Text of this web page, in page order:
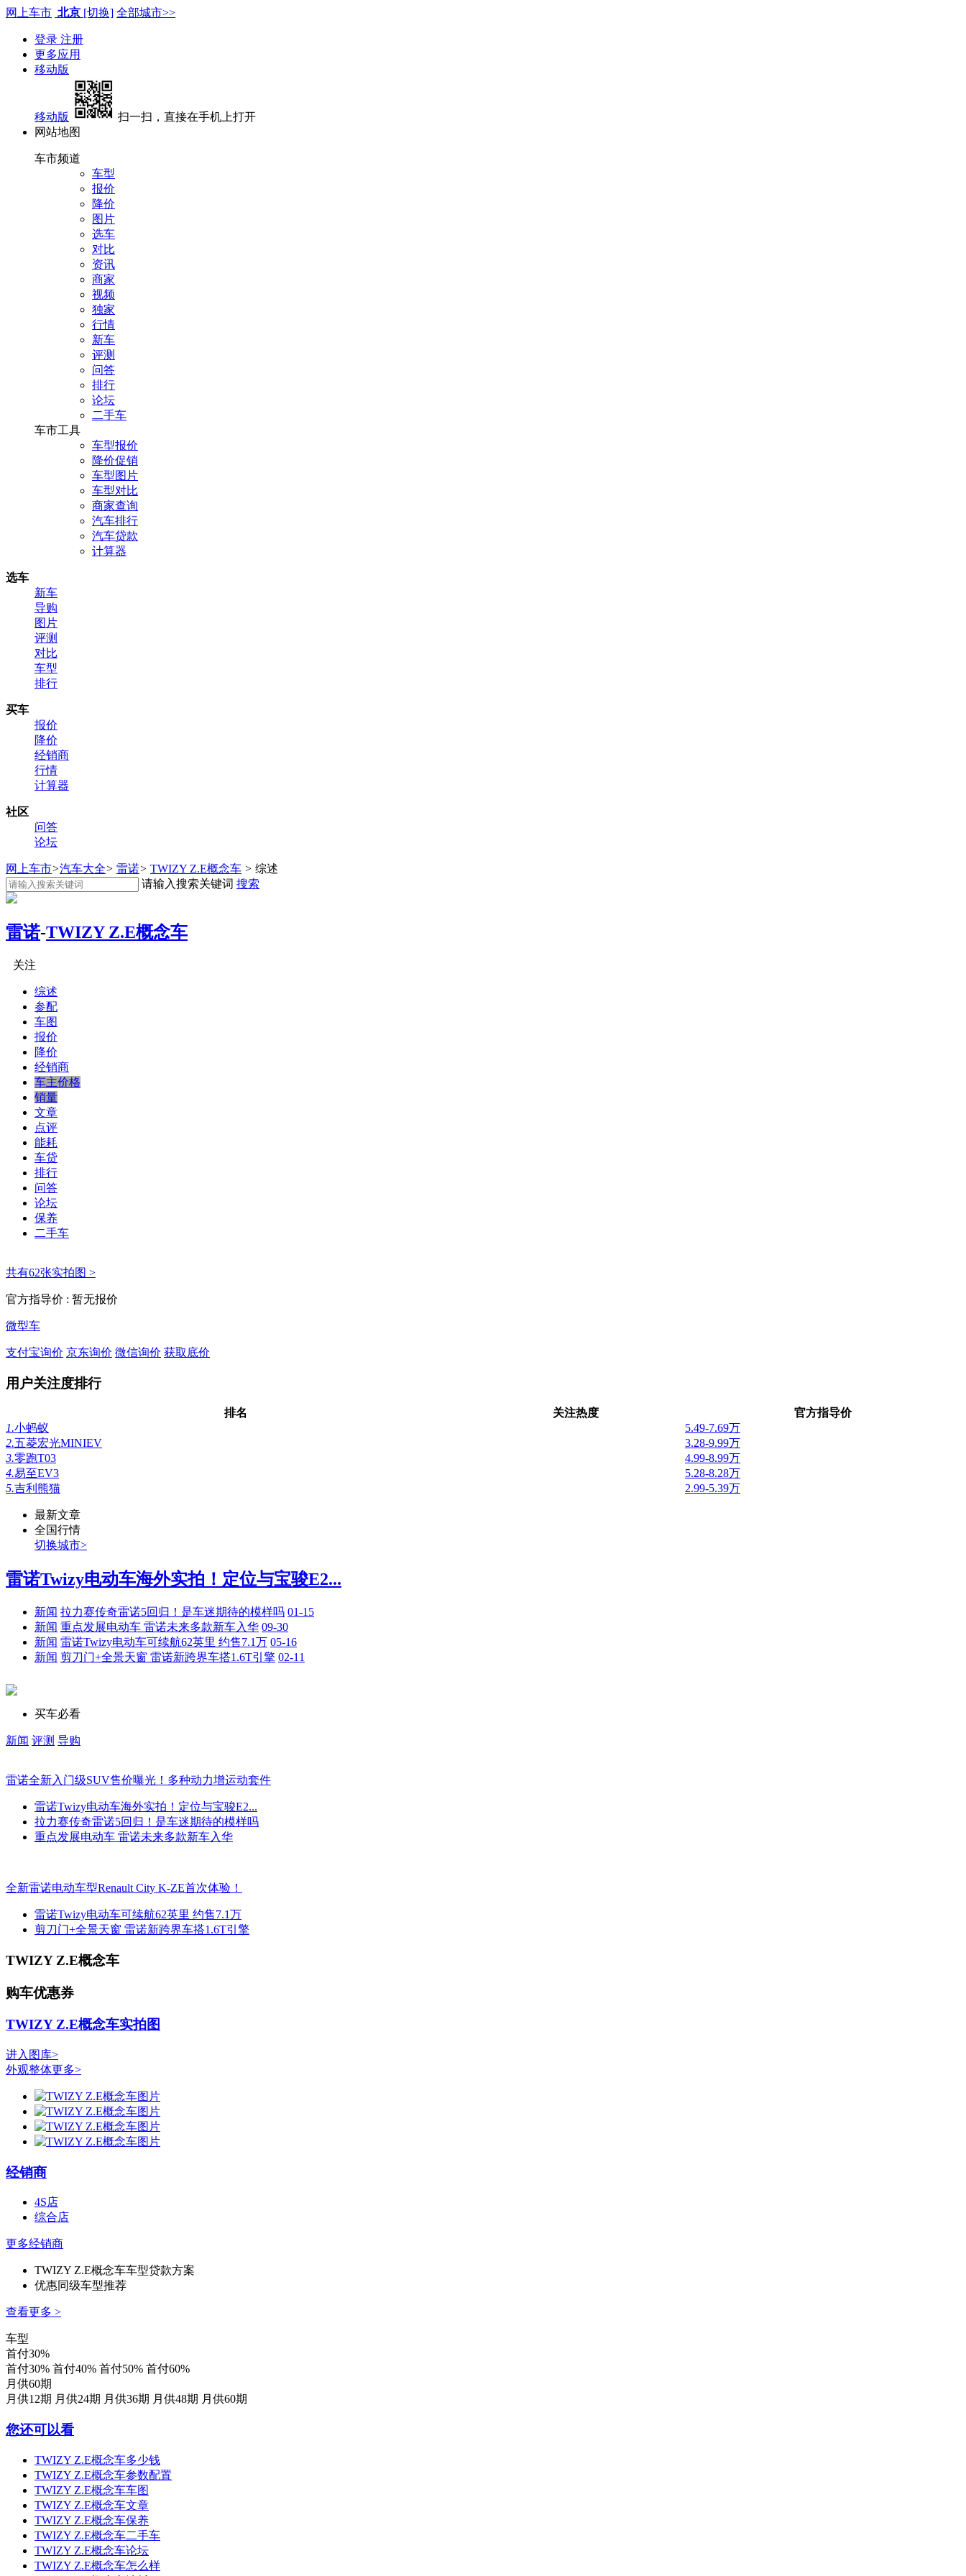
网上车市 北京 [切换] 全部城市>>
登录 注册
更多应用
移动版
移动版
扫一扫，直接在手机上打开
网站地图
车市频道
车型
报价
降价
图片
选车
对比
资讯
商家
视频
独家
行情
新车
评测
问答
排行
论坛
二手车
车市工具
车型报价
降价促销
车型图片
车型对比
商家查询
汽车排行
汽车贷款
计算器
选车
新车
导购
图片
评测
对比
车型
排行
买车
报价
降价
经销商
行情
计算器
社区
问答
论坛
网上车市>汽车大全> 雷诺> TWIZY Z.E概念车 > 综述
请输入搜索关键词 搜索
雷诺-TWIZY Z.E概念车
关注
综述
参配
车图
报价
降价
经销商
车主价格
销量
文章
点评
能耗
车贷
排行
问答
论坛
保养
二手车
共有62张实拍图 >
官方指导价 : 暂无报价
微型车
支付宝询价 京东询价 微信询价 获取底价
用户关注度排行
排名 关注热度
官方指导价
1.小蚂蚁
5.49-7.69万
2.五菱宏光MINIEV
3.28-9.99万
3.零跑T03
4.99-8.99万
4.易至EV3
5.28-8.28万
5.吉利熊猫 2.99-5.39万
最新文章
全国行情
切换城市>
雷诺Twizy电动车海外实拍！定位与宝骏E2...
新闻 拉力赛传奇雷诺5回归！是车迷期待的模样吗 01-15
新闻 重点发展电动车 雷诺未来多款新车入华 09-30
新闻 雷诺Twizy电动车可续航62英里 约售7.1万 05-16
新闻 剪刀门+全景天窗 雷诺新跨界车搭1.6T引擎 02-11
买车必看
新闻 评测 导购
雷诺全新入门级SUV售价曝光！多种动力增运动套件
雷诺Twizy电动车海外实拍！定位与宝骏E2...
拉力赛传奇雷诺5回归！是车迷期待的模样吗
重点发展电动车 雷诺未来多款新车入华
全新雷诺电动车型Renault City K-ZE首次体验！
雷诺Twizy电动车可续航62英里 约售7.1万
剪刀门+全景天窗 雷诺新跨界车搭1.6T引擎
TWIZY Z.E概念车
购车优惠券
TWIZY Z.E概念车实拍图
进入图库>
外观整体更多>
经销商
4S店
综合店
更多经销商
TWIZY Z.E概念车车型贷款方案
优惠同级车型推荐
查看更多 >
车型
首付30%
首付30% 首付40% 首付50% 首付60%
月供60期
月供12期 月供24期 月供36期 月供48期 月供60期
您还可以看
TWIZY Z.E概念车多少钱
TWIZY Z.E概念车参数配置
TWIZY Z.E概念车车图
TWIZY Z.E概念车文章
TWIZY Z.E概念车保养
TWIZY Z.E概念车二手车
TWIZY Z.E概念车论坛
TWIZY Z.E概念车怎么样